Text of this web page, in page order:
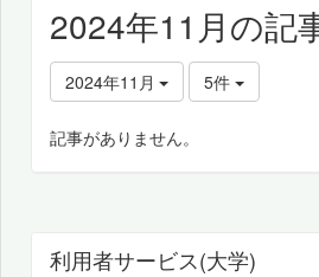
2024年11月の記
2024年11月 5件
記事がありません。
利用者サービス(大学)